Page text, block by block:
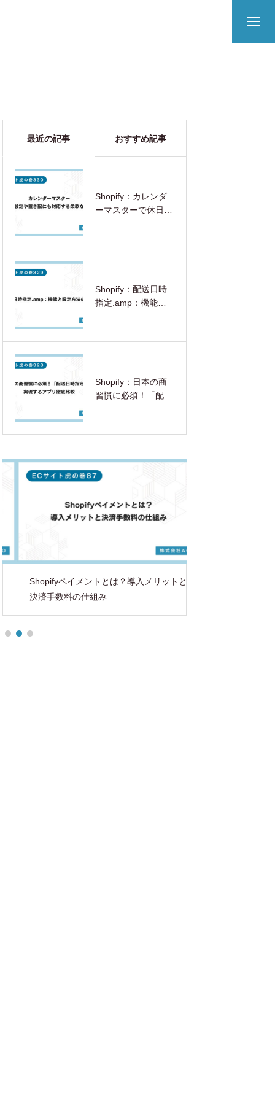
最近の記事 おすすめ記事
Shopify：カレンダ
ーマスターで休日設
指定を実現する方法
Shopify：配送日時
指定.amp：機能と
Shopify：日本の商
習慣に必須！「配送
Shopifyペイメントとは？導入メリットと
決済手数料の仕組み